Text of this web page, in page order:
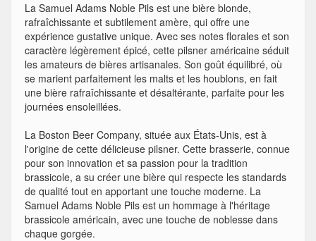
La Samuel Adams Noble Pils est une bière blonde,
rafraîchissante et subtilement amère, qui offre une
expérience gustative unique. Avec ses notes florales et son
caractère légèrement épicé, cette pilsner américaine séduit
les amateurs de bières artisanales. Son goût équilibré, où
se marient parfaitement les malts et les houblons, en fait
une bière rafraîchissante et désaltérante, parfaite pour les
journées ensoleillées.
La Boston Beer Company, située aux États-Unis, est à
l'origine de cette délicieuse pilsner. Cette brasserie, connue
pour son innovation et sa passion pour la tradition
brassicole, a su créer une bière qui respecte les standards
de qualité tout en apportant une touche moderne. La
Samuel Adams Noble Pils est un hommage à l'héritage
brassicole américain, avec une touche de noblesse dans
chaque gorgée.